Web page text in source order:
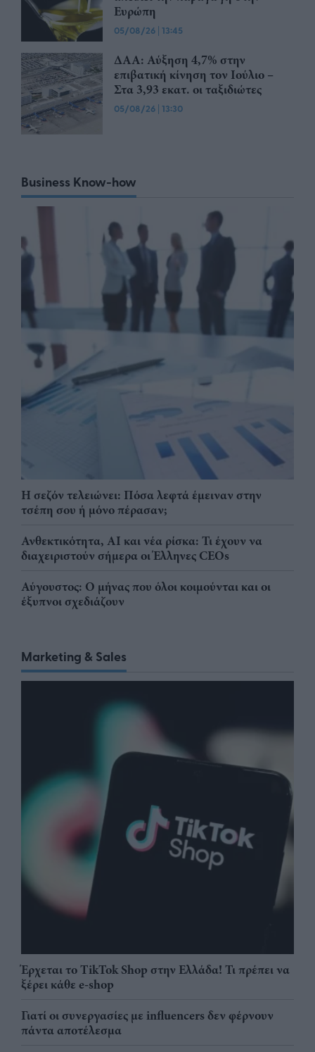
Ευρώπη
05/08/26 | 13:45
ΔΑΑ: Αύξηση 4,7% στην
επιβατική κίνηση τον Ιούλιο –
Στα 3,93 εκατ. οι ταξιδιώτες
05/08/26 | 13:30
Business Know-how
Η σεζόν τελειώνει: Πόσα λεφτά έμειναν στην
τσέπη σου ή μόνο πέρασαν;
Ανθεκτικότητα, AI και νέα ρίσκα: Τι έχουν να
διαχειριστούν σήμερα οι Έλληνες CEOs
Αύγουστος: Ο μήνας που όλοι κοιμούνται και οι
έξυπνοι σχεδιάζουν
Marketing & Sales
Έρχεται το TikTok Shop στην Ελλάδα! Τι πρέπει να
ξέρει κάθε e-shop
Γιατί οι συνεργασίες με influencers δεν φέρνουν
πάντα αποτέλεσμα